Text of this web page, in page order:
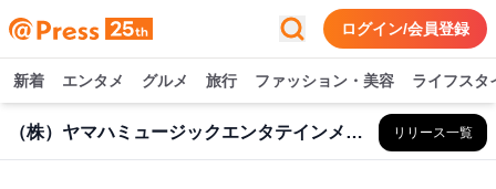
ログイン/会員登録
新着 エンタメ グルメ 旅行 ファッション・美容 ライフスタ
（株）ヤマハミュージックエンタテインメントHD リリース一覧